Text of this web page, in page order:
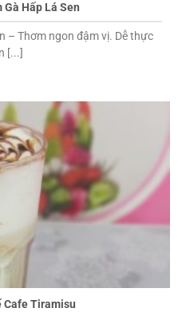
Gà Hấp Lá Sen
– Thơm ngon đậm vị. Dễ thực
[...]
Cafe Tiramisu